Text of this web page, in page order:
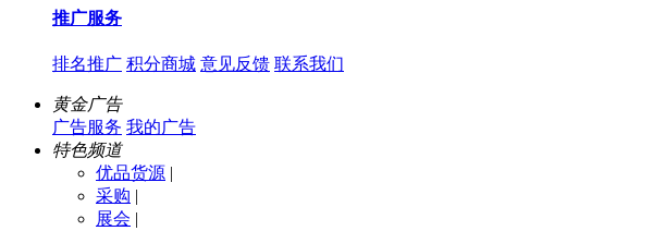
推广服务
排名推广 积分商城 意见反馈 联系我们
黄金广告
广告服务 我的广告
特色频道
优品货源 |
采购 |
展会 |